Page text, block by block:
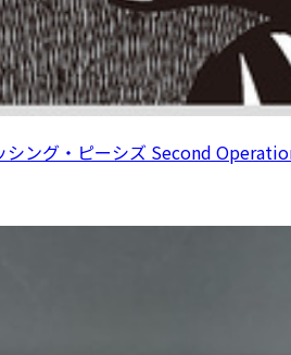
シング・ピーシズ Second